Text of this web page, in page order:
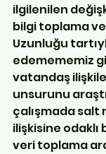
ilgilenilen
bilgi toplama
Uzunluğu
edemememiz
vatandaş
unsurunu
çalışmada salt
ilişkisine odaklı
veri toplama